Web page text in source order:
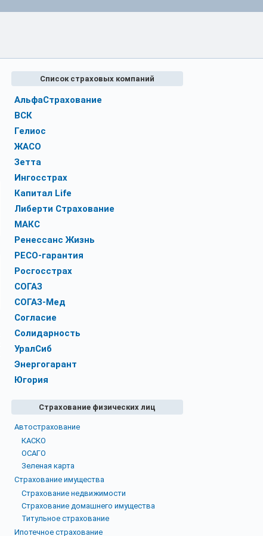
Список страховых компаний
АльфаСтрахование
ВСК
Гелиос
ЖАСО
Зетта
Ингосстрах
Капитал Life
Либерти Страхование
МАКС
Ренессанс Жизнь
РЕСО-гарантия
Росгосстрах
СОГАЗ
СОГАЗ-Мед
Согласие
Солидарность
УралСиб
Энергогарант
Югория
Страхование физических лиц
Автострахование
КАСКО
ОСАГО
Зеленая карта
Страхование имущества
Страхование недвижимости
Страхование домашнего имущества
Титульное страхование
Ипотечное страхование